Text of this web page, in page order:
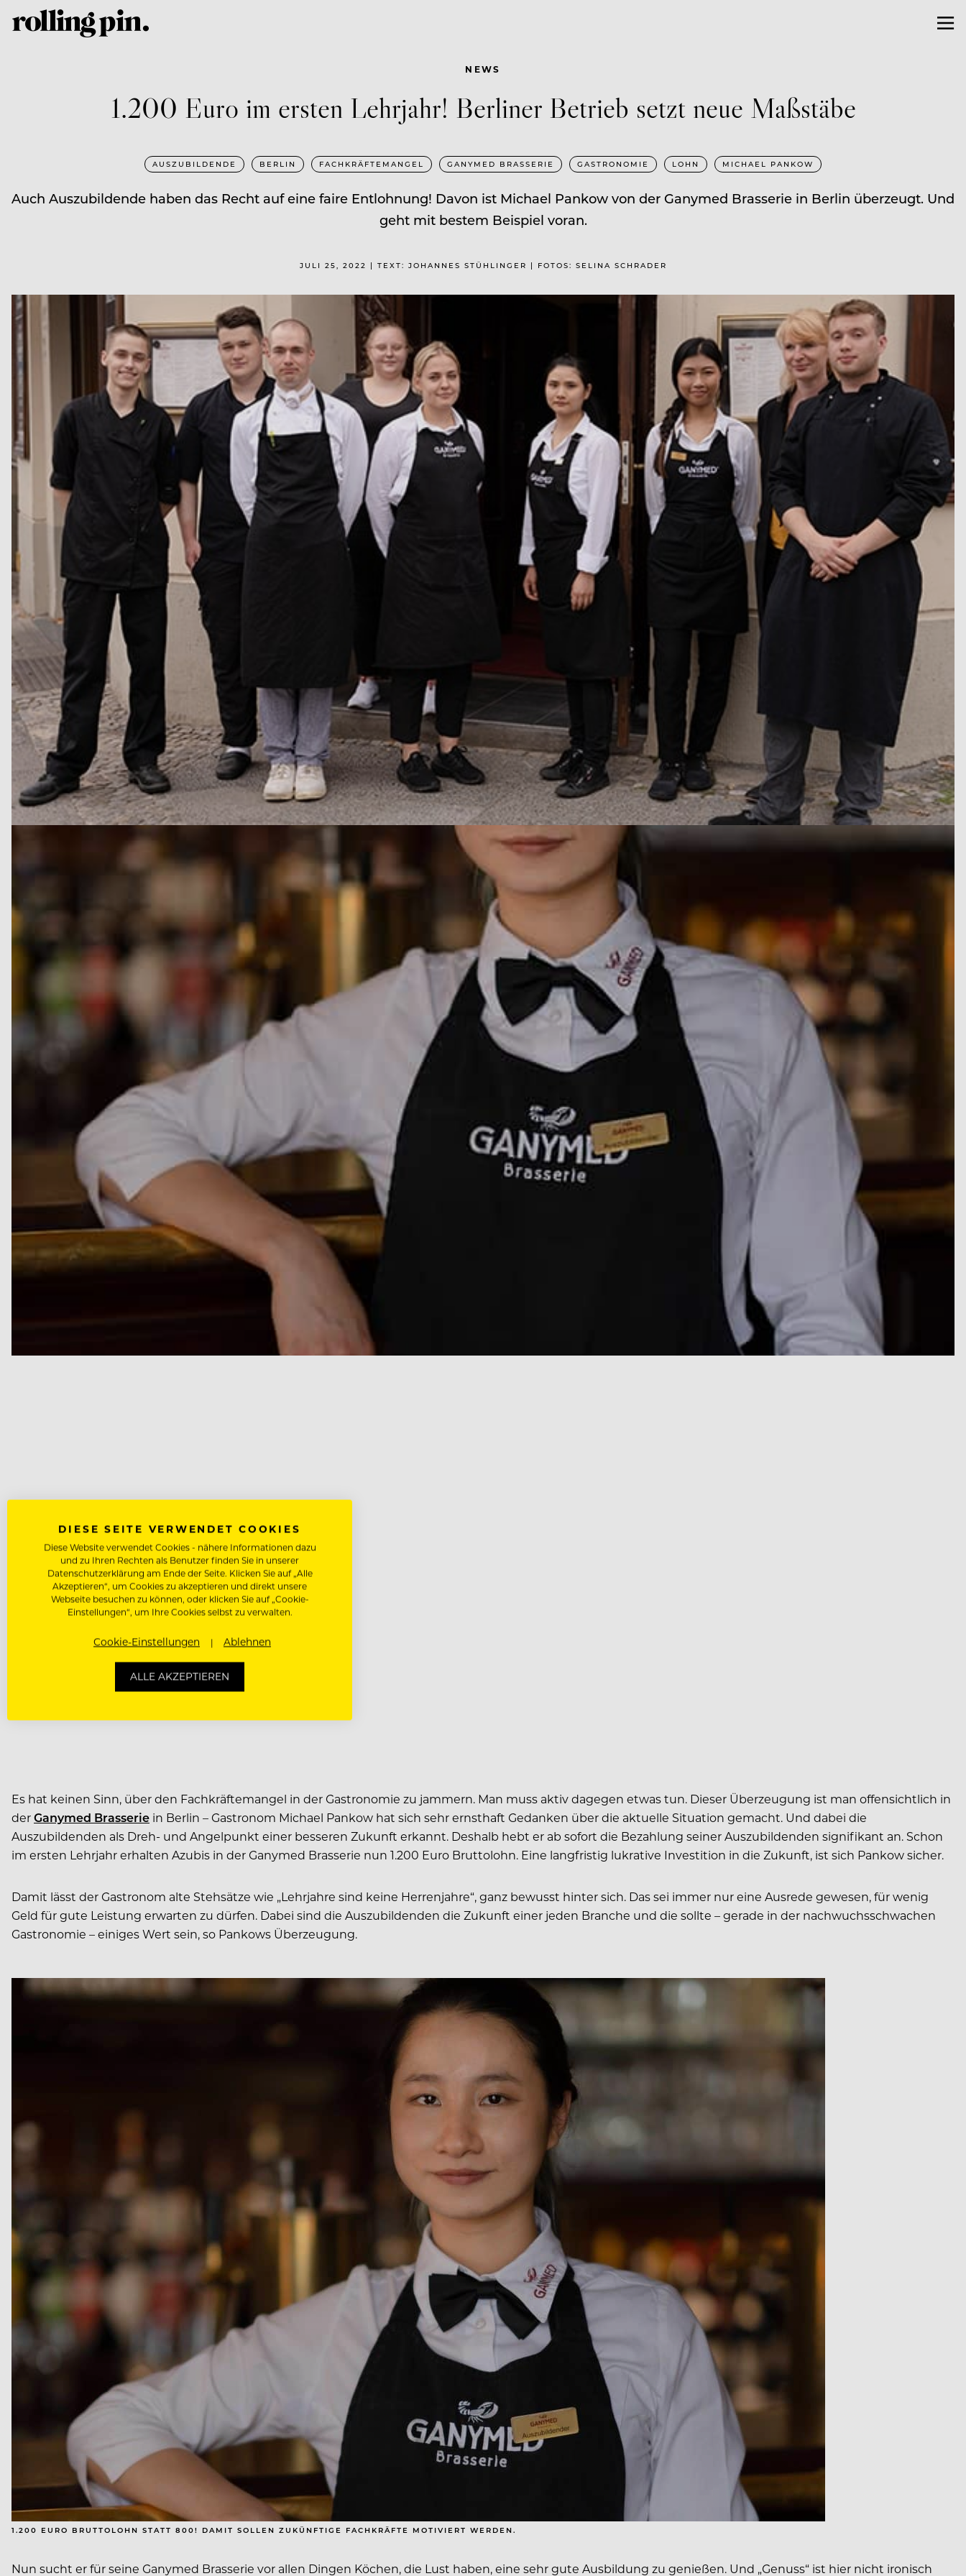
NEWS
1.200 Euro im ersten Lehrjahr! Berliner Betrieb setzt neue Maßstäbe
AUSZUBILDENDE BERLIN FACHKRÄFTEMANGEL GANYMED BRASSERIE GASTRONOMIE LOHN MICHAEL PANKOW
Auch Auszubildende haben das Recht auf eine faire Entlohnung! Davon ist Michael Pankow von der Ganymed Brasserie in Berlin überzeugt. Und
geht mit bestem Beispiel voran.
JULI 25, 2022 | TEXT: JOHANNES STÜHLINGER | FOTOS: SELINA SCHRADER
Es hat keinen Sinn, über den Fachkräftemangel in der Gastronomie zu jammern. Man muss aktiv dagegen etwas tun. Dieser Überzeugung ist man offensichtlich in
derGanymed Brasserie in Berlin – Gastronom Michael Pankow hat sich sehr ernsthaft Gedanken über die aktuelle Situation gemacht. Und dabei die
Auszubildenden als Dreh- und Angelpunkt einer besseren Zukunft erkannt. Deshalb hebt er ab sofort die Bezahlung seiner Auszubildenden signifikant an. Schon
im ersten Lehrjahr erhalten Azubis in der Ganymed Brasserie nun 1.200 Euro Bruttolohn. Eine langfristig lukrative Investition in die Zukunft, ist sich Pankow sicher.
Damit lässt der Gastronom alte Stehsätze wie „Lehrjahre sind keine Herrenjahre“, ganz bewusst hinter sich. Das sei immer nur eine Ausrede gewesen, für wenig
Geld für gute Leistung erwarten zu dürfen. Dabei sind die Auszubildenden die Zukunft einer jeden Branche und die sollte – gerade in der nachwuchsschwachen
Gastronomie – einiges Wert sein, so Pankows Überzeugung.
1.200 EURO BRUTTOLOHN STATT 800! DAMIT SOLLEN ZUKÜNFTIGE FACHKRÄFTE MOTIVIERT WERDEN.
Nun sucht er für seine Ganymed Brasserie vor allen Dingen Köchen, die Lust haben, eine sehr gute Ausbildung zu genießen. Und „Genuss“ ist hier nicht ironisch
DIESE SEITE VERWENDET COOKIES
Diese Website verwendet Cookies - nähere Informationen dazu
und zu Ihren Rechten als Benutzer finden Sie in unserer
Datenschutzerklärung am Ende der Seite. Klicken Sie auf „Alle
Akzeptieren“, um Cookies zu akzeptieren und direkt unsere
Webseite besuchen zu können, oder klicken Sie auf „Cookie-
Einstellungen“, um Ihre Cookies selbst zu verwalten.
Cookie-Einstellungen Ablehnen
ALLE AKZEPTIEREN